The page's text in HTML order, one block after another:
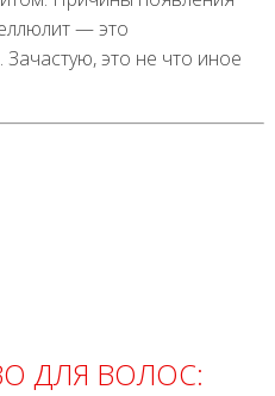
— это
Зачастую, это не что иное
ДЛЯ ВОЛОС: